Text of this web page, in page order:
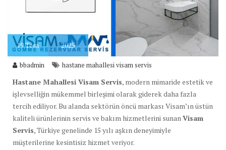
19Tem 2025
bbadmin hastane mahallesi visam servis
Hastane Mahallesi Visam Servis, modern mimaride estetik ve
işlevselliğin mükemmel birleşimi olarak giderek daha fazla
tercih ediliyor. Bu alanda sektörün öncü markası Visam’ın üstün
kaliteli ürünlerinin servis ve bakım hizmetlerini sunan Visam
Servis, Türkiye genelinde 15 yılı aşkın deneyimiyle
müşterilerine kesintisiz hizmet veriyor.